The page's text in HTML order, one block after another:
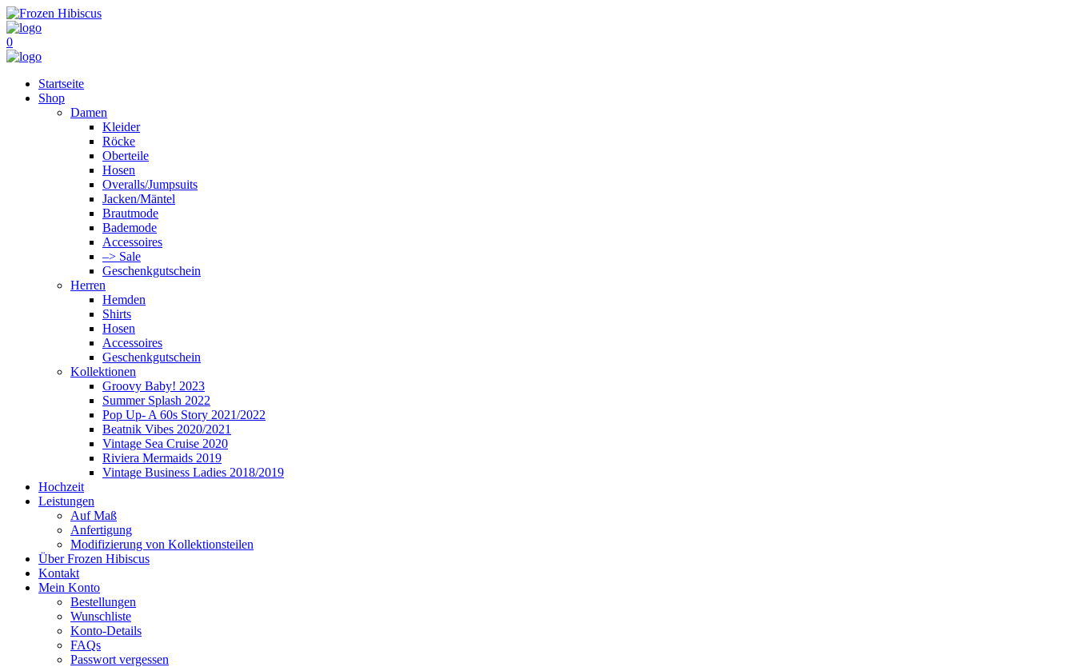
0
Startseite
Shop
Damen
Kleider
Röcke
Oberteile
Hosen
Overalls/Jumpsuits
Jacken/Mäntel
Brautmode
Bademode
Accessoires
–> Sale
Geschenkgutschein
Herren
Hemden
Shirts
Hosen
Accessoires
Geschenkgutschein
Kollektionen
Groovy Baby! 2023
Summer Splash 2022
Pop Up- A 60s Story 2021/2022
Beatnik Vibes 2020/2021
Vintage Sea Cruise 2020
Riviera Mermaids 2019
Vintage Business Ladies 2018/2019
Hochzeit
Leistungen
Auf Maß
Anfertigung
Modifizierung von Kollektionsteilen
Über Frozen Hibiscus
Kontakt
Mein Konto
Bestellungen
Wunschliste
Konto-Details
FAQs
Passwort vergessen